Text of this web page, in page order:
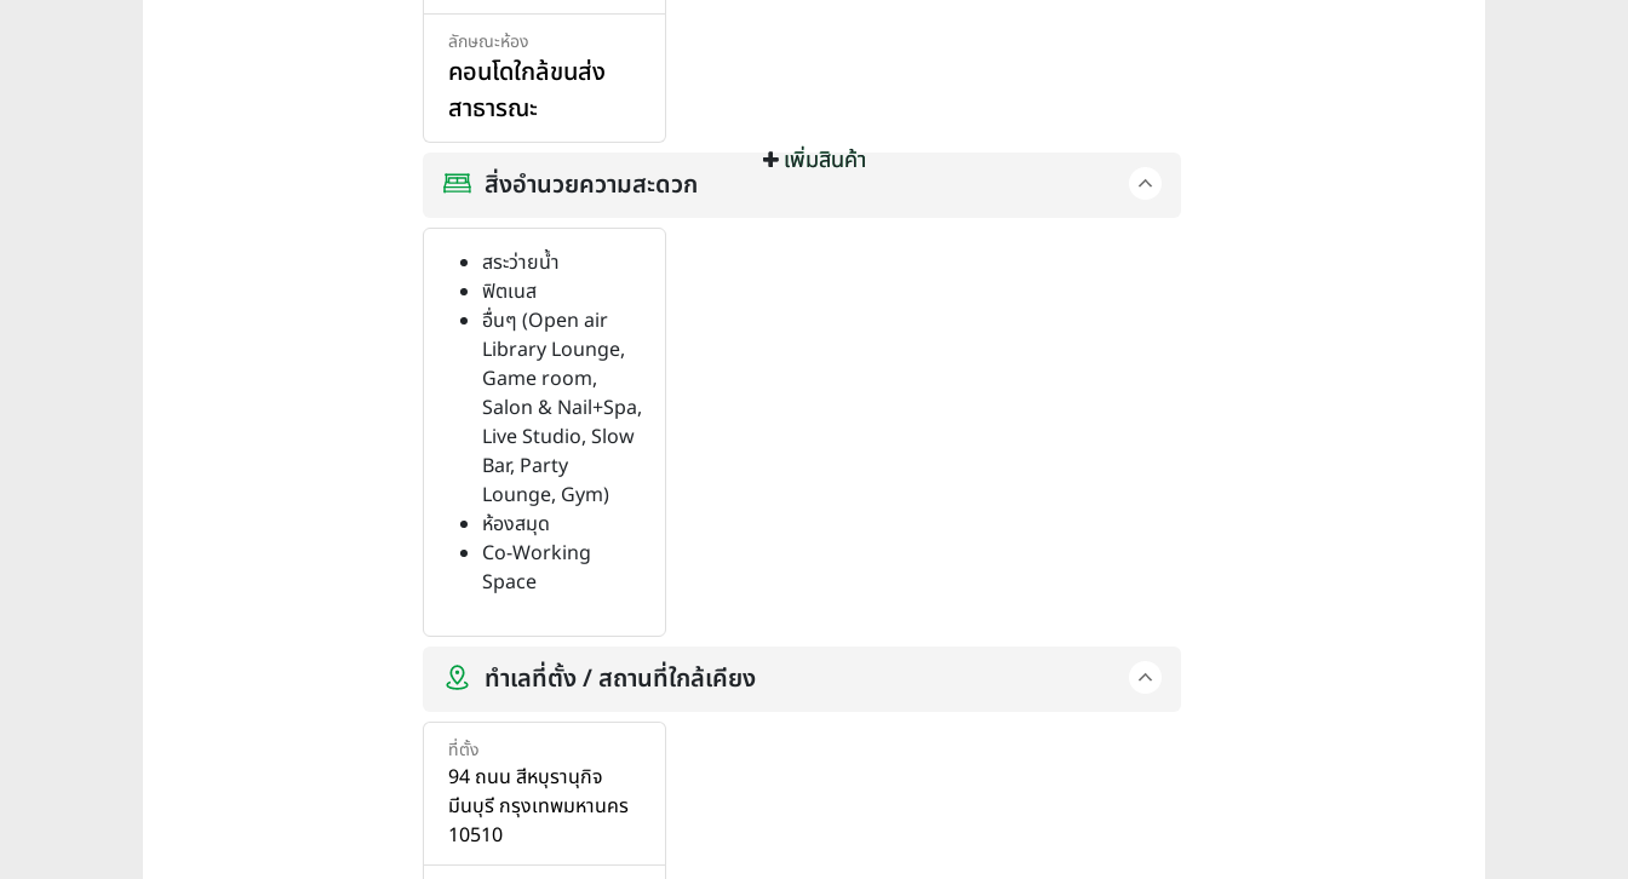
เพิ่มสินค้า
เพิ่มสินค้า
ลักษณะห้อง
คอนโดใกล้ขนส่ง
สาธารณะ
สิ่งอำนวยความสะดวก
สระว่ายน้ำ
ฟิตเนส
อื่นๆ (Open air
Library Lounge,
Game room,
Salon & Nail+Spa,
Live Studio, Slow
Bar, Party
Lounge, Gym)
ห้องสมุด
Co-Working
Space
ทำเลที่ตั้ง / สถานที่ใกล้เคียง
ที่ตั้ง
94 ถนน สีหบุรานุกิจ
มีนบุรี กรุงเทพมหานคร
10510